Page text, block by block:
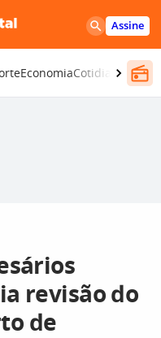
Assine
EconomiaCotidiano
revisão do
de